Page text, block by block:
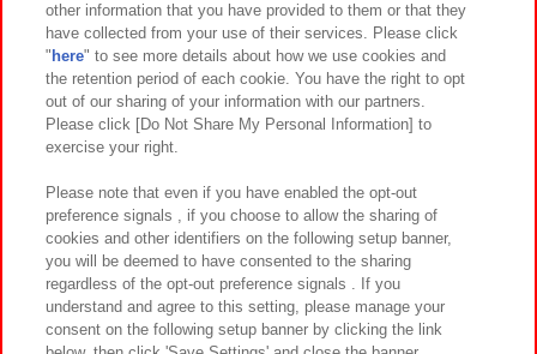
関連会社 サステナビリティ サイトポリシー
プライバシーポリシー ウェブアクセシビリティ方針と検証結果
お取引先さまとともに
カスタマーハラスメント対応方針 よくあるご質問・お問い合わせ
other information that you have provided to them or that they
have collected from your use of their services. Please click
" here" to see more details about how we use cookies and
the retention period of each cookie. You have the right to opt
out of our sharing of your information with our partners.
Please click [Do Not Share My Personal Information] to
exercise your right.
Please note that even if you have enabled the opt-out
preference signals , if you choose to allow the sharing of
cookies and other identifiers on the following setup banner,
you will be deemed to have consented to the sharing
regardless of the opt-out preference signals . If you
understand and agree to this setting, please manage your
consent on the following setup banner by clicking the link